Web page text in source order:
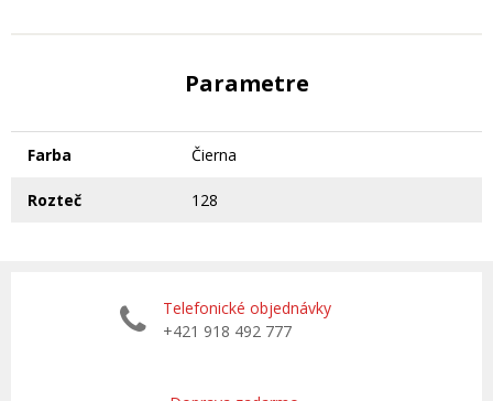
Parametre
Farba Čierna
Rozteč 128
Telefonické objednávky
+421 918 492 777